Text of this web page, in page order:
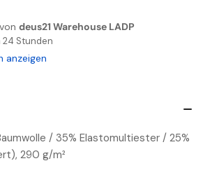
Schwarz
deus21 Warehouse LADP
Stunden
anzeigen
/ 35% Elastomultiester / 25%
290 g/m²